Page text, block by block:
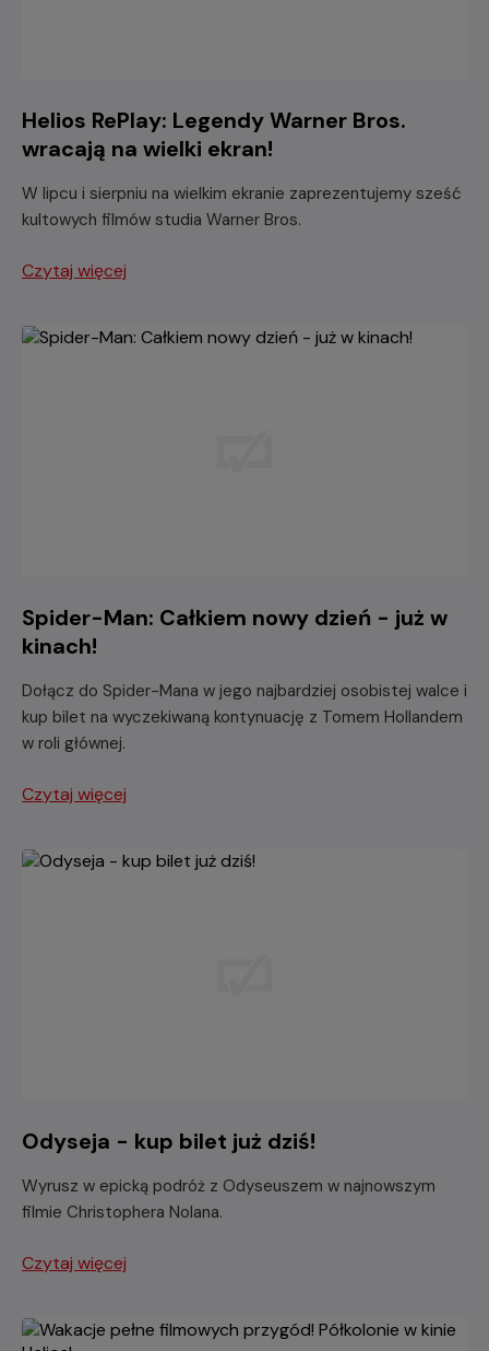
Helios RePlay: Legendy Warner Bros.
wracają na wielki ekran!
W lipcu i sierpniu na wielkim ekranie zaprezentujemy sześć
kultowych filmów studia Warner Bros.
Czytaj więcej
Spider-Man: Całkiem nowy dzień - już w
kinach!
Dołącz do Spider-Mana w jego najbardziej osobistej walce i
kup bilet na wyczekiwaną kontynuację z Tomem Hollandem
w roli głównej.
Czytaj więcej
Odyseja - kup bilet już dziś!
Wyrusz w epicką podróż z Odyseuszem w najnowszym
filmie Christophera Nolana.
Czytaj więcej